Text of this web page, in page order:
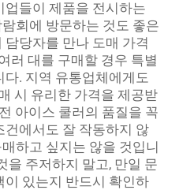
들이 제품을 전시하는
회에 방문하는 것도 좋은
당자를 만나 도매 가격
러 대를 구매할 경우 특별
. 지역 유통업체에게도
시 유리한 가격을 제공받
아이스 쿨러의 품질을 꼭
건에서도 잘 작동하지 않
하고 싶지는 않을 것입니
을 주저하지 말고, 만일 문
있는지 반드시 확인하